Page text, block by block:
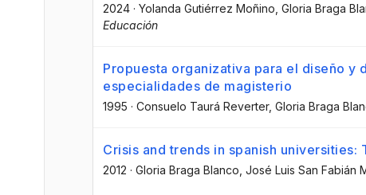
2024 · Yolanda Gutiérrez Moñino , Gloria Braga
Educación
Propuesta organizativa para el diseño y
especialidades de magisterio
1995 · Consuelo Taurá Reverter, Gloria Braga
Crisis and trends in spanish
2012 · Gloria Braga Blanco , José Luis San Fabián